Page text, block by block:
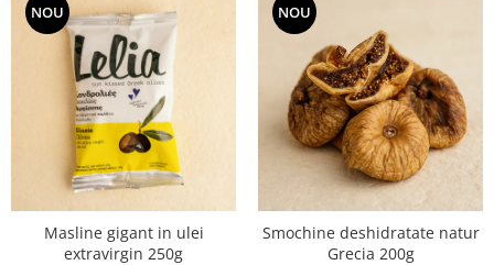
NOU
Masline gigant in ulei
extravirgin 250g
NOU
Smochine deshidratate natur
Grecia 200g